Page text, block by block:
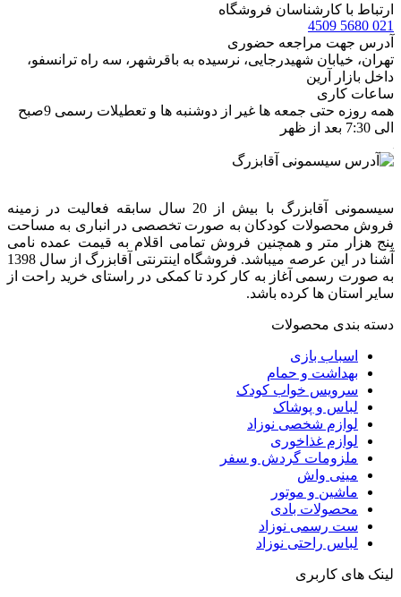
ارتباط با کارشناسان فروشگاه
021 5680 4509
آدرس جهت مراجعه حضوری
تهران، خيابان شهيدرجايى، نرسیده به باقرشهر، سه راه ترانسفو،
داخل بازار آرین
ساعات کاری
همه روزه حتی جمعه ها غیر از دوشنبه ها و تعطیلات رسمی 9صبح
الی 7:30 بعد از ظهر
سیسمونی آقابزرگ با بیش از 20 سال سابقه فعالیت در زمینه
فروش محصولات کودکان به صورت تخصصی در انباری به مساحت
پنج هزار متر و همچنین فروش تمامی اقلام به قیمت عمده نامی
آشنا در این عرصه میباشد. فروشگاه اینترنتی آقابزرگ از سال 1398
به صورت رسمی آغاز به کار کرد تا کمکی در راستای خرید راحت از
سایر استان ها کرده باشد.
دسته بندی محصولات
اسباب بازی
بهداشت و حمام
سرویس خواب کودک
لباس و پوشاک
لوازم شخصی نوزاد
لوازم غذاخوری
ملزومات گردش و سفر
مینی واش
ماشین و موتور
محصولات بادی
ست رسمی نوزاد
لباس راحتی نوزاد
لینک های کاربری